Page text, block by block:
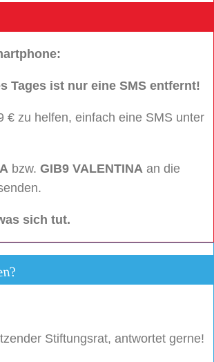
Tages ist nur eine SMS entfernt!
€ zu helfen, einfach eine SMS unter
bzw. GIB9 VALENTINA an die
sich tut.
Stiftungsrat, antwortet gerne!